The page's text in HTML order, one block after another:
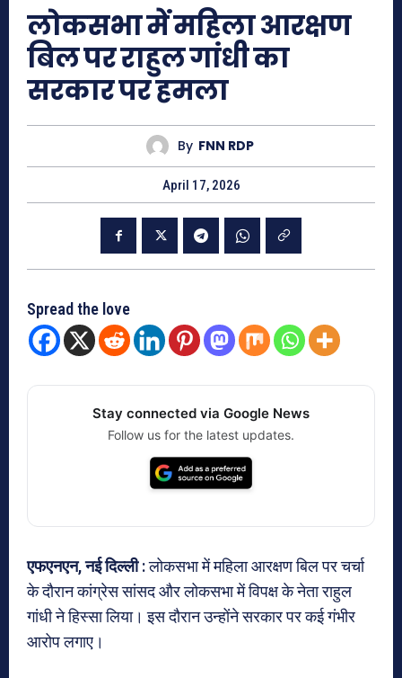
लोकसभा में महिला आरक्षण
बिल पर राहुल गांधी का
सरकार पर हमला
By FNN RDP
April 17, 2026
Spread the love
Stay connected via Google News
Follow us for the latest updates.
एफएनएन, नई दिल्ली :लोकसभा में महिला आरक्षण बिल पर चर्चा
के दौरान कांग्रेस सांसद और लोकसभा में विपक्ष के नेता राहुल
गांधी ने हिस्सा लिया। इस दौरान उन्होंने सरकार पर कई गंभीर
आरोप लगाए।